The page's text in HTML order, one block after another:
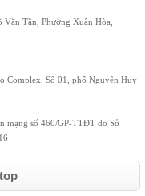
Tần, Phường Xuân Hòa,
Complex, Số 01, phố Nguyễn Huy
mạng số 460/GP-TTĐT do Sở